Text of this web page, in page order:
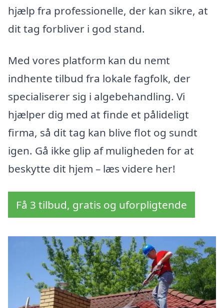
hjælp fra professionelle, der kan sikre, at
dit tag forbliver i god stand.
Med vores platform kan du nemt
indhente tilbud fra lokale fagfolk, der
specialiserer sig i algebehandling. Vi
hjælper dig med at finde et pålideligt
firma, så dit tag kan blive flot og sundt
igen. Gå ikke glip af muligheden for at
beskytte dit hjem – læs videre her!
Få 3 tilbud, gratis og uforpligtende